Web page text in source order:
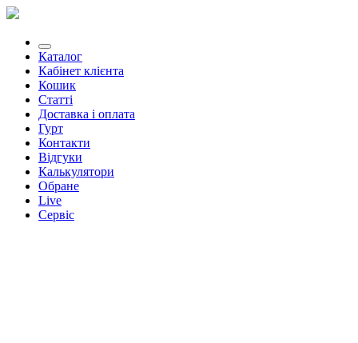
Каталог
Кабінет клієнта
Кошик
Статті
Доставка і оплата
Гурт
Контакти
Відгуки
Калькулятори
Обране
Live
Сервіс